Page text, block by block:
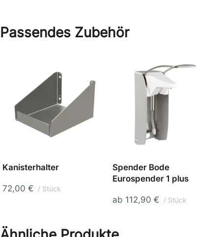
Passendes Zubehör
Kanisterhalter
72,00 € Stück
Spender Bode
Eurospender 1 plus
ab 112,90 € Stück